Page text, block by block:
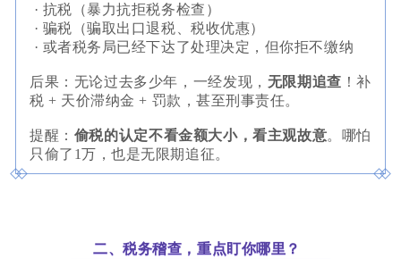
· 抗税（暴力抗拒税务检查）
· 骗税（骗取出口退税、税收优惠）
· 或者税务局已经下达了处理决定，但你拒不缴纳
后果：无论过去多少年，一经发现， 无限期追查 ！补
税 + 天价滞纳金 + 罚款，甚至刑事责任。
提醒： 偷税的认定不看金额大小，看主观故意。哪怕
只偷了1万，也是无限期追征。
二、税务稽查，重点盯你哪里？